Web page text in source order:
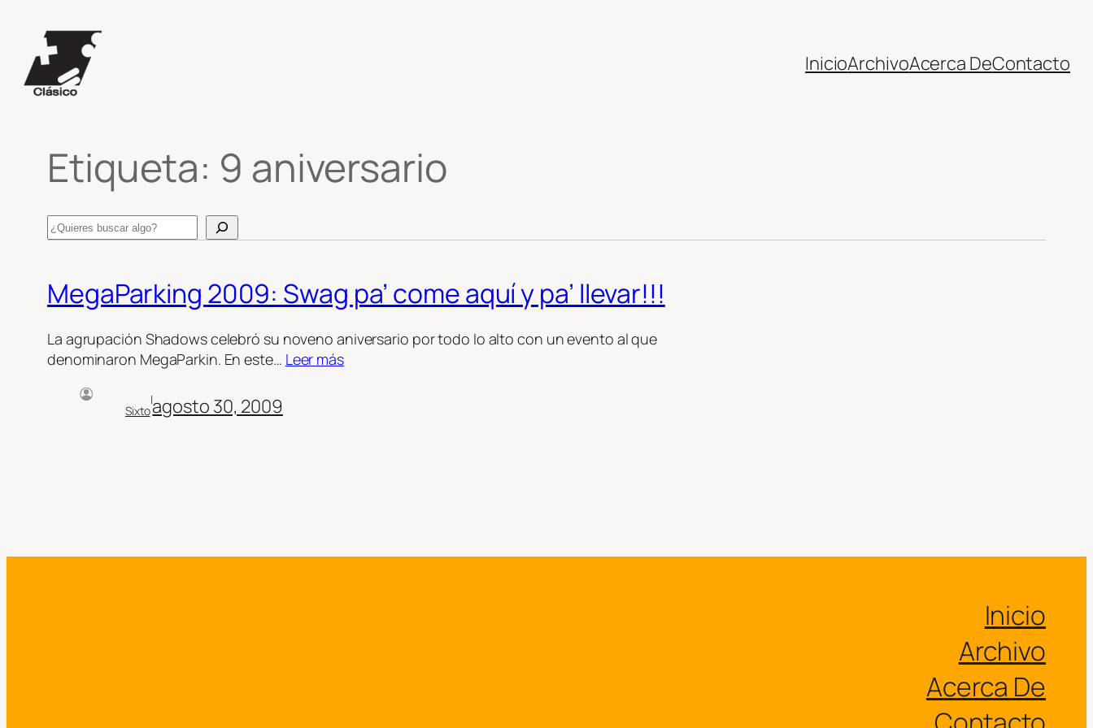
contenido
InicioArchivoAcerca DeContacto
Etiqueta: 9 aniversario
Search
MegaParking 2009: Swag pa’ come aquí y pa’ llevar!!!
La agrupación Shadows celebró su noveno aniversario por todo lo alto con un evento al que
denominaron MegaParkin. En este… Leer más
Sixto
|agosto 30, 2009
Inicio
Archivo
Acerca De